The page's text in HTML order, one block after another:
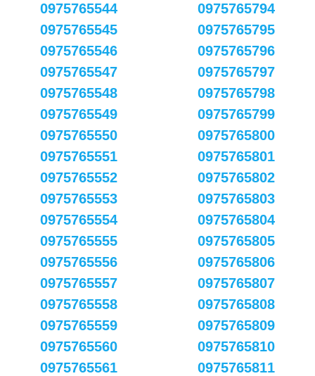
0975765544
0975765545
0975765546
0975765547
0975765548
0975765549
0975765550
0975765551
0975765552
0975765553
0975765554
0975765555
0975765556
0975765557
0975765558
0975765559
0975765560
0975765561
0975765794
0975765795
0975765796
0975765797
0975765798
0975765799
0975765800
0975765801
0975765802
0975765803
0975765804
0975765805
0975765806
0975765807
0975765808
0975765809
0975765810
0975765811